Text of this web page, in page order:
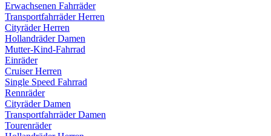
Erwachsenen Fahrräder
Transportfahrräder Herren
Cityräder Herren
Hollandräder Damen
Mutter-Kind-Fahrrad
Einräder
Cruiser Herren
Single Speed Fahrrad
Rennräder
Cityräder Damen
Transportfahrräder Damen
Tourenräder